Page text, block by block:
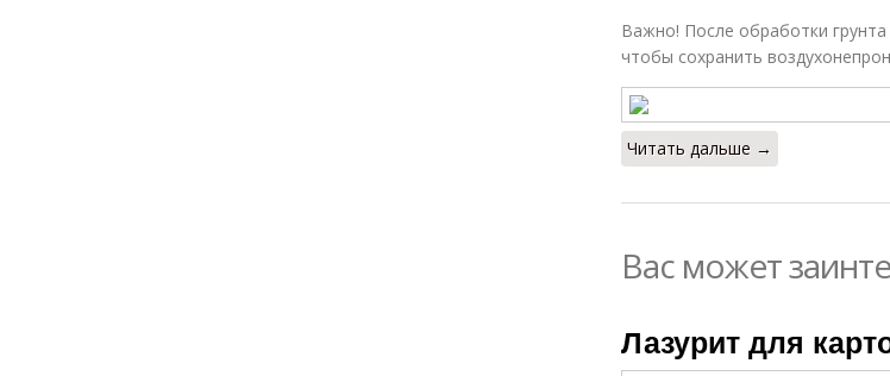
Важно! После обработки
чтобы сохранить
Читать дальше →
Вас может
Лазурит для